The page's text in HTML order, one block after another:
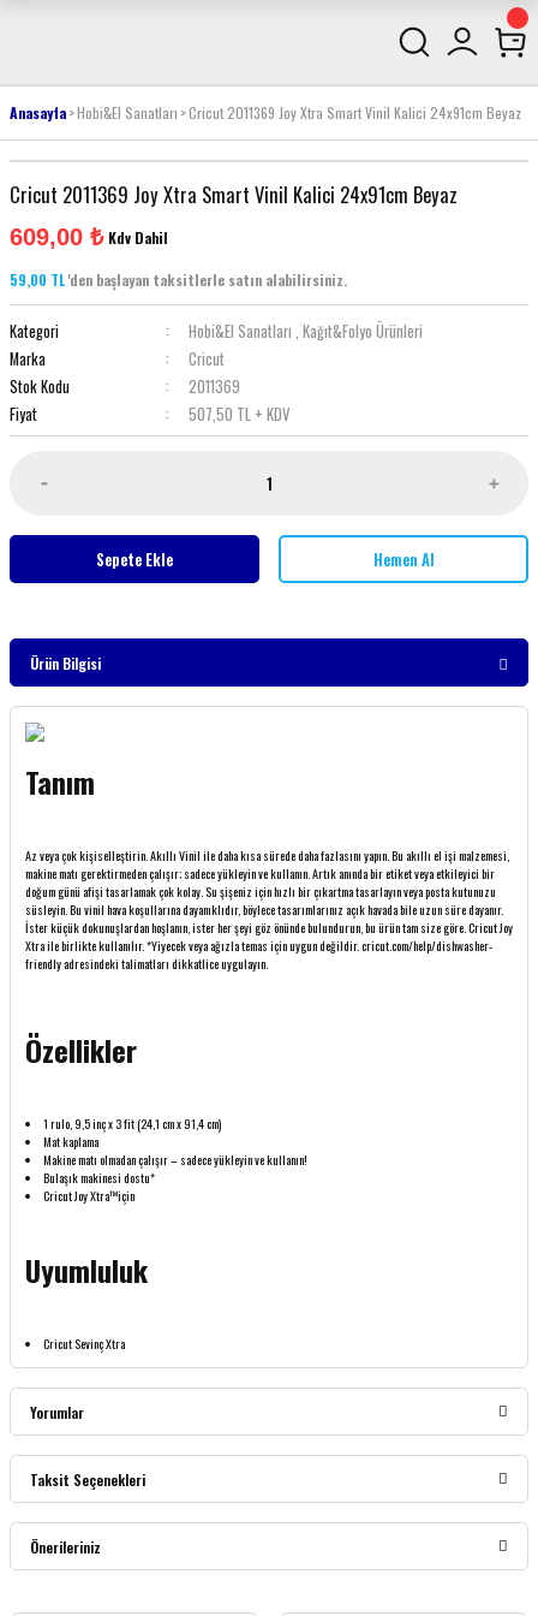
Anasayfa Hobi&El Sanatları Cricut 2011369 Joy Xtra Smart Vinil Kalici 24x91cm Beyaz
Cricut 2011369 Joy Xtra Smart Vinil Kalici 24x91cm Beyaz
609,00 ₺ Kdv Dahil
59,00 TL'den başlayan taksitlerle satın alabilirsiniz.
Kategori Hobi&El Sanatları , Kağıt&Folyo Ürünleri
Marka
Cricut
Stok Kodu
2011369
Fiyat
507,50 TL + KDV
Sepete Ekle Hemen Al
Ürün Bilgisi
Tanım
Az veya çok kişiselleştirin.Akıllı Vinil ile daha kısa sürede daha fazlasını yapın.Bu akıllı el işi malzemesi,
makine matı gerektirmeden çalışır; sadece yükleyin ve kullanın.Artık anında bir etiket veya etkileyici bir
doğum günü afişi tasarlamak çok kolay. Su şişeniz için hızlı bir çıkartma tasarlayın veya posta kutunuzu
süsleyin.Bu vinil hava koşullarına dayanıklıdır, böylece tasarımlarınız açık havada bile uzun süre dayanır.
İster küçük dokunuşlardan hoşlanın, ister her şeyi göz önünde bulundurun, bu ürün tam size göre.Cricut Joy
Xtra ile birlikte kullanılır.*Yiyecek veya ağızla temas için uygun değildir.cricut.com/help/dishwasher-
friendly adresindeki talimatları dikkatlice uygulayın.
Özellikler
1 rulo, 9,5 inç x 3 fit (24,1 cm x 91,4 cm)
Mat kaplama
Makine matı olmadan çalışır – sadece yükleyin ve kullanın!
Bulaşık makinesi dostu*
Cricut Joy Xtra™için
Uyumluluk
Cricut Sevinç Xtra
Yorumlar
Bu ürüne ilk yorumu siz yapın!
Taksit Seçenekleri
Önerileriniz